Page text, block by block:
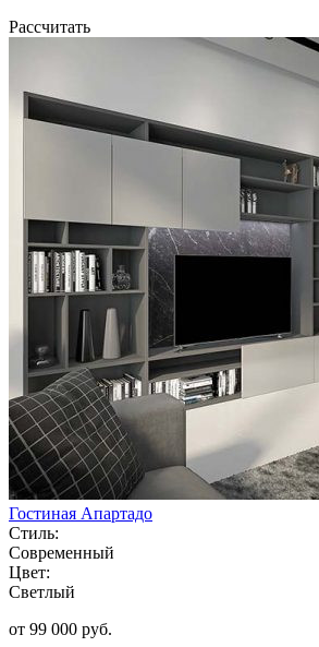
Рассчитать
Гостиная Апартадо
Стиль:
Современный
Цвет:
Светлый
от 99 000 руб.